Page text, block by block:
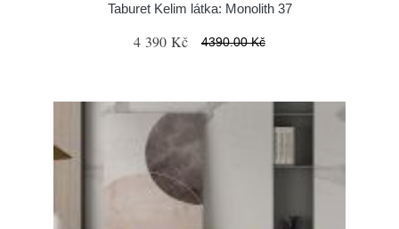
Taburet Kelim látka: Monolith 37
4 390 Kč 4390.00 Kč